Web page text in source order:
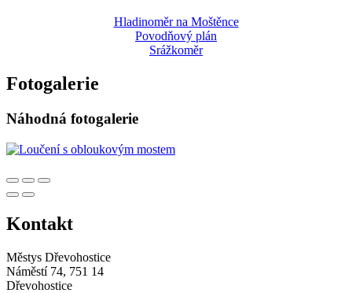
Hladinoměr na Moštěnce
Povodňový plán
Srážkoměr
Fotogalerie
Náhodná fotogalerie
Kontakt
Městys Dřevohostice
Náměstí 74, 751 14
Dřevohostice